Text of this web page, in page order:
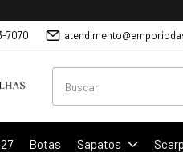
7070
Botas Sapatos